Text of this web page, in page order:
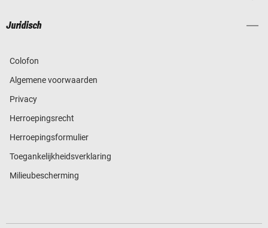
Juridisch
Colofon
Algemene voorwaarden
Privacy
Herroepingsrecht
Herroepingsformulier
Toegankelijkheidsverklaring
Milieubescherming